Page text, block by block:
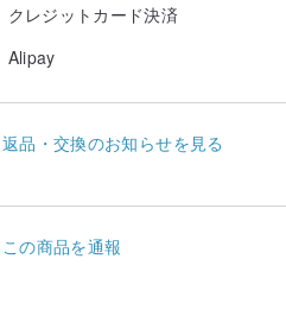
長さの表記にしております。
ますが、1センチ程の誤差が生じ
に行います。(土日祝はお休みで
際eパケットです。
ら10日で配達されます。
ニ受け取りなどはご利用できま
クレジットカード決済
Alipay
返品・交換のお知らせを見る
この商品を通報